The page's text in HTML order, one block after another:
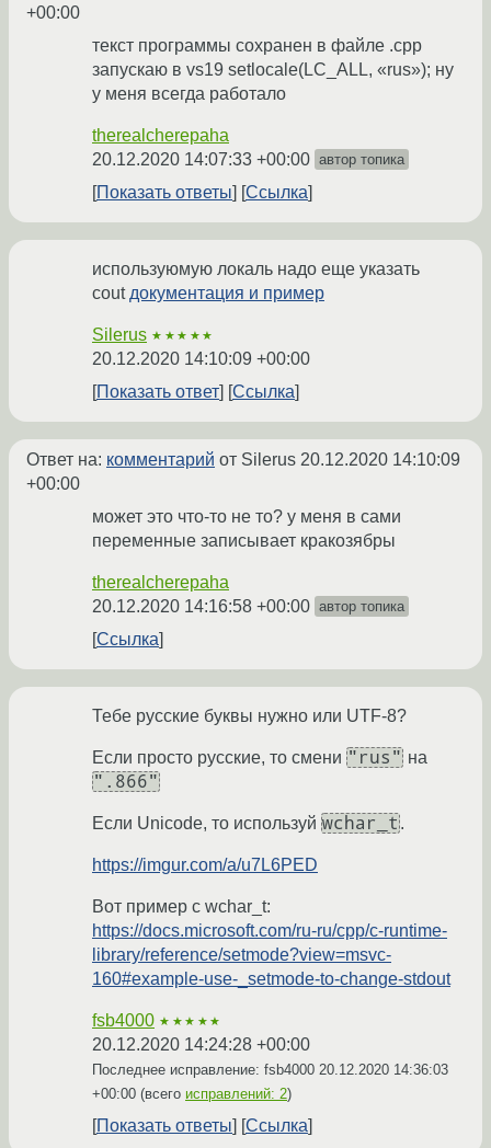
+00:00
текст программы сохранен в файле .cpp
запускаю в vs19 setlocale(LC_ALL, «rus»); ну
у меня всегда работало
therealcherepaha
20.12.2020 14:07:33 +00:00 автор топика
Показать ответы Ссылка
используюмую локаль надо еще указать
coutдокументация и пример
Silerus ★★★★★
20.12.2020 14:10:09 +00:00
Показать ответ
Ссылка
Ответ на: комментарий от Silerus 20.12.2020 14:10:09
+00:00
может это что-то не то? у меня в сами
переменные записывает кракозябры
therealcherepaha
20.12.2020 14:16:58 +00:00 автор топика
Ссылка
Тебе русские буквы нужно или UTF-8?
Если просто русские, то смени "rus" на
".866"
Если Unicode, то используй wchar_t .
https://imgur.com/a/u7L6PED
Вот пример с wchar_t:
https://docs.microsoft.com/ru-ru/cpp/c-runtime-
library/reference/setmode?view=msvc-
160#example-use-_setmode-to-change-stdout
fsb4000 ★★★★★
20.12.2020 14:24:28 +00:00
Последнее исправление: fsb4000 20.12.2020 14:36:03
+00:00 (всего исправлений: 2)
Показать ответы Ссылка